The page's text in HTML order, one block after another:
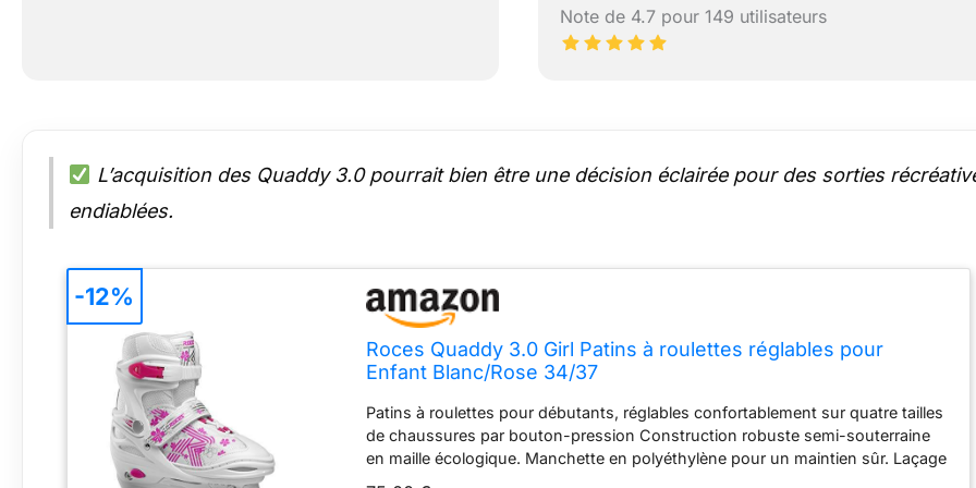
Note de 4.7 pour 149 utilisateurs
L’acquisition des Quaddy 3.0 pourrait bien être une décision éclairée pour des sorties
endiablées.
Roces Quaddy 3.0 Girl Patins à roulettes réglables pour
Enfant Blanc/Rose 34/37
Patins à roulettes pour débutants, réglables confortablement sur quatre tailles
de chaussures par bouton-pression Construction robuste semi-souterraine
en maille écologique. Manchette en polyéthylène pour un maintien sûr. Laçage
-12%